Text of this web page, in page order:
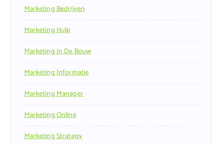
Marketing Bedrijven
Marketing Hulp
Marketing In De Bouw
Marketing Informatie
Marketing Manager
Marketing Online
Marketing Strategy